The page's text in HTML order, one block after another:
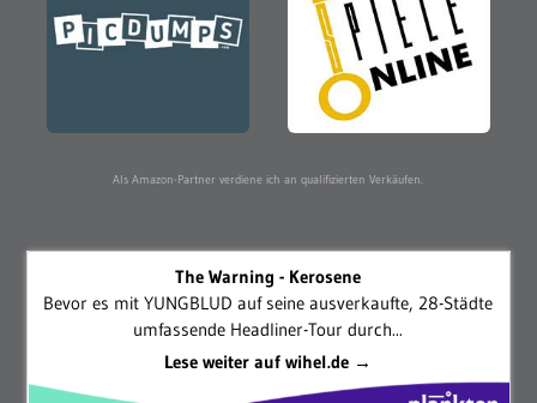
Als Amazon-Partner verdiene ich an qualifizierten Verkäufen.
The Warning - Kerosene
Bevor es mit YUNGBLUD auf seine ausverkaufte, 28-Städte
umfassende Headliner-Tour durch...
Lese weiter auf wihel.de →